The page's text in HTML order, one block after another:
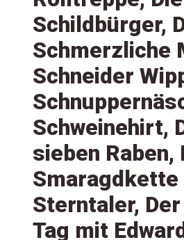
Schildbürger,
Schmerzliche
Schneider
Schweinehirt,
sieben Raben,
Smaragdkette
Sterntaler, Der
Tag mit